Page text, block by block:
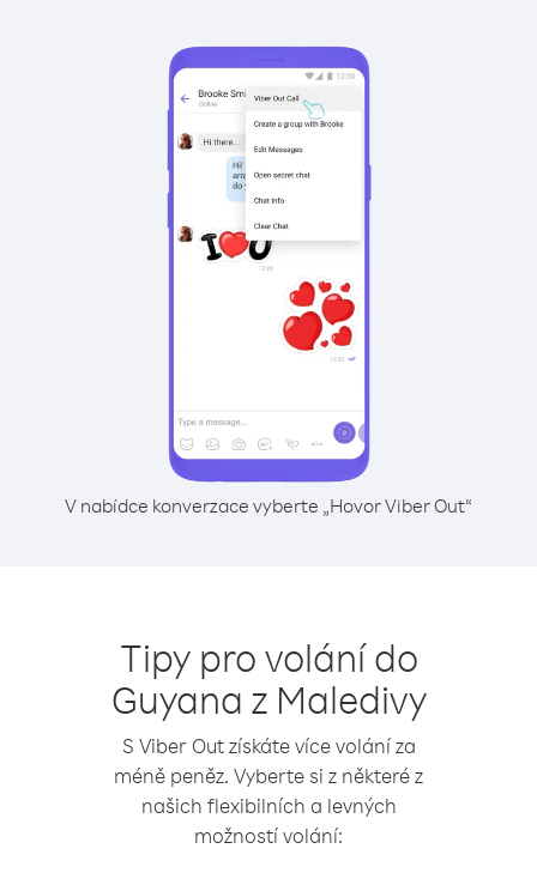
V nabídce konverzace vyberte „Hovor Viber Out“
Tipy pro volání do
Guyana z Maledivy
S Viber Out získáte více volání za
méně peněz. Vyberte si z některé z
našich flexibilních a levných
možností volání: